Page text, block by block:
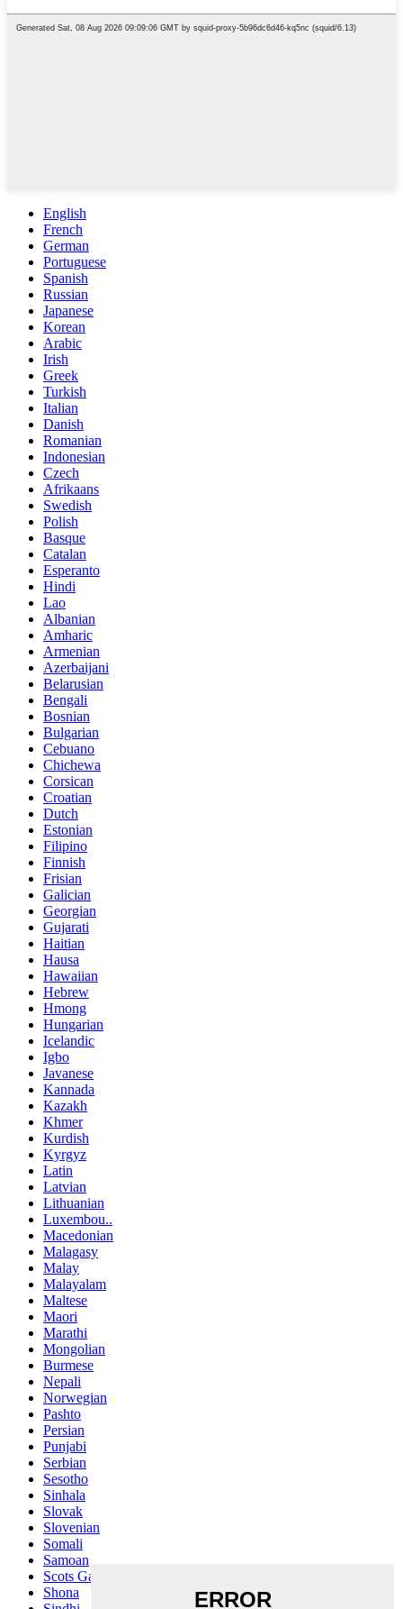
English
French
German
Portuguese
Spanish
Russian
Japanese
Korean
Arabic
Irish
Greek
Turkish
Italian
Danish
Romanian
Indonesian
Czech
Afrikaans
Swedish
Polish
Basque
Catalan
Esperanto
Hindi
Lao
Albanian
Amharic
Armenian
Azerbaijani
Belarusian
Bengali
Bosnian
Bulgarian
Cebuano
Chichewa
Corsican
Croatian
Dutch
Estonian
Filipino
Finnish
Frisian
Galician
Georgian
Gujarati
Haitian
Hausa
Hawaiian
Hebrew
Hmong
Hungarian
Icelandic
Igbo
Javanese
Kannada
Kazakh
Khmer
Kurdish
Kyrgyz
Latin
Latvian
Lithuanian
Luxembou..
Macedonian
Malagasy
Malay
Malayalam
Maltese
Maori
Marathi
Mongolian
Burmese
Nepali
Norwegian
Pashto
Persian
Punjabi
Serbian
Sesotho
Sinhala
Slovak
Slovenian
Somali
Samoan
Scots Gaelic
Shona